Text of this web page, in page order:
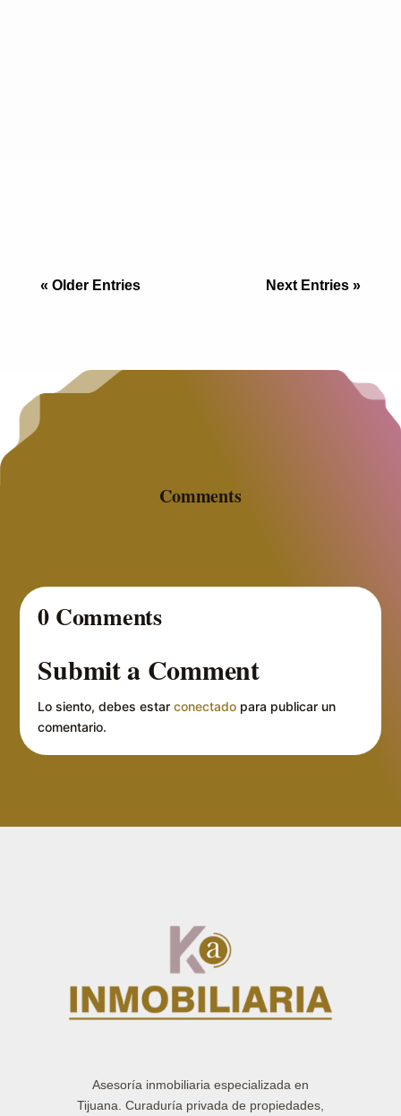
« Older Entries Next Entries »
Comments
0 Comments
Submit a Comment
Lo siento, debes estarconectado para publicar un
comentario.
Asesoría inmobiliaria especializada en
Tijuana. Curaduría privada de propiedades,